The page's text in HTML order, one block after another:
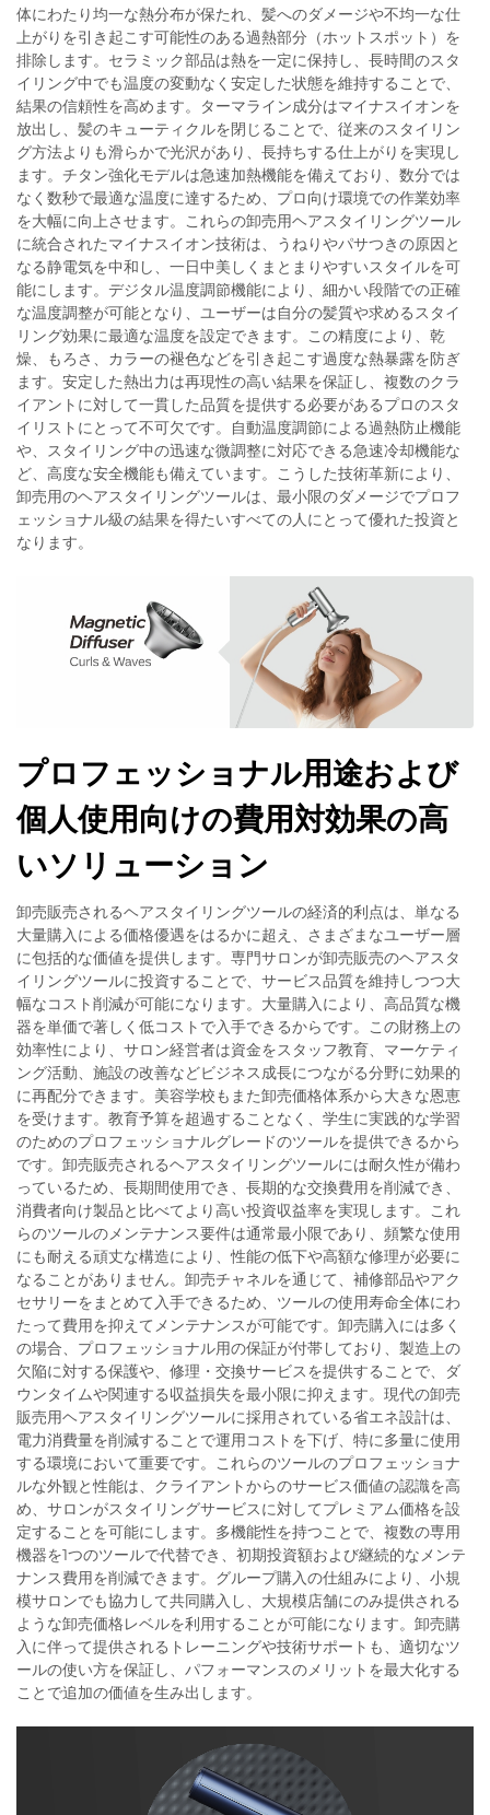
体にわたり均一な熱分布が保たれ、髪へのダメージや不均一な仕
上がりを引き起こす可能性のある過熱部分（ホットスポット）を
排除します。セラミック部品は熱を一定に保持し、長時間のスタ
イリング中でも温度の変動なく安定した状態を維持することで、
結果の信頼性を高めます。ターマライン成分はマイナスイオンを
放出し、髪のキューティクルを閉じることで、従来のスタイリン
グ方法よりも滑らかで光沢があり、長持ちする仕上がりを実現し
ます。チタン強化モデルは急速加熱機能を備えており、数分では
なく数秒で最適な温度に達するため、プロ向け環境での作業効率
を大幅に向上させます。これらの卸売用ヘアスタイリングツール
に統合されたマイナスイオン技術は、うねりやパサつきの原因と
なる静電気を中和し、一日中美しくまとまりやすいスタイルを可
能にします。デジタル温度調節機能により、細かい段階での正確
な温度調整が可能となり、ユーザーは自分の髪質や求めるスタイ
リング効果に最適な温度を設定できます。この精度により、乾
燥、もろさ、カラーの褪色などを引き起こす過度な熱暴露を防ぎ
ます。安定した熱出力は再現性の高い結果を保証し、複数のクラ
イアントに対して一貫した品質を提供する必要があるプロのスタ
イリストにとって不可欠です。自動温度調節による過熱防止機能
や、スタイリング中の迅速な微調整に対応できる急速冷却機能な
ど、高度な安全機能も備えています。こうした技術革新により、
卸売用のヘアスタイリングツールは、最小限のダメージでプロフ
ェッショナル級の結果を得たいすべての人にとって優れた投資と
なります。
プロフェッショナル用途および
個人使用向けの費用対効果の高
いソリューション
卸売販売されるヘアスタイリングツールの経済的利点は、単なる
大量購入による価格優遇をはるかに超え、さまざまなユーザー層
に包括的な価値を提供します。専門サロンが卸売販売のヘアスタ
イリングツールに投資することで、サービス品質を維持しつつ大
幅なコスト削減が可能になります。大量購入により、高品質な機
器を単価で著しく低コストで入手できるからです。この財務上の
効率性により、サロン経営者は資金をスタッフ教育、マーケティ
ング活動、施設の改善などビジネス成長につながる分野に効果的
に再配分できます。美容学校もまた卸売価格体系から大きな恩恵
を受けます。教育予算を超過することなく、学生に実践的な学習
のためのプロフェッショナルグレードのツールを提供できるから
です。卸売販売されるヘアスタイリングツールには耐久性が備わ
っているため、長期間使用でき、長期的な交換費用を削減でき、
消費者向け製品と比べてより高い投資収益率を実現します。これ
らのツールのメンテナンス要件は通常最小限であり、頻繁な使用
にも耐える頑丈な構造により、性能の低下や高額な修理が必要に
なることがありません。卸売チャネルを通じて、補修部品やアク
セサリーをまとめて入手できるため、ツールの使用寿命全体にわ
たって費用を抑えてメンテナンスが可能です。卸売購入には多く
の場合、プロフェッショナル用の保証が付帯しており、製造上の
欠陥に対する保護や、修理・交換サービスを提供することで、ダ
ウンタイムや関連する収益損失を最小限に抑えます。現代の卸売
販売用ヘアスタイリングツールに採用されている省エネ設計は、
電力消費量を削減することで運用コストを下げ、特に多量に使用
する環境において重要です。これらのツールのプロフェッショナ
ルな外観と性能は、クライアントからのサービス価値の認識を高
め、サロンがスタイリングサービスに対してプレミアム価格を設
定することを可能にします。多機能性を持つことで、複数の専用
機器を1つのツールで代替でき、初期投資額および継続的なメンテ
ナンス費用を削減できます。グループ購入の仕組みにより、小規
模サロンでも協力して共同購入し、大規模店舗にのみ提供される
ような卸売価格レベルを利用することが可能になります。卸売購
入に伴って提供されるトレーニングや技術サポートも、適切なツ
ールの使い方を保証し、パフォーマンスのメリットを最大化する
ことで追加の価値を生み出します。